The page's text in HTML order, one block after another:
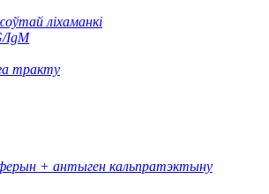
ліхаманкі
IgM
тракту
+ антыген кальпратэктыну